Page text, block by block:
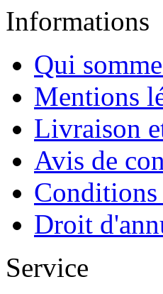
Informations
Qui
Mentions
Livraison
Avis de
Droit
Service